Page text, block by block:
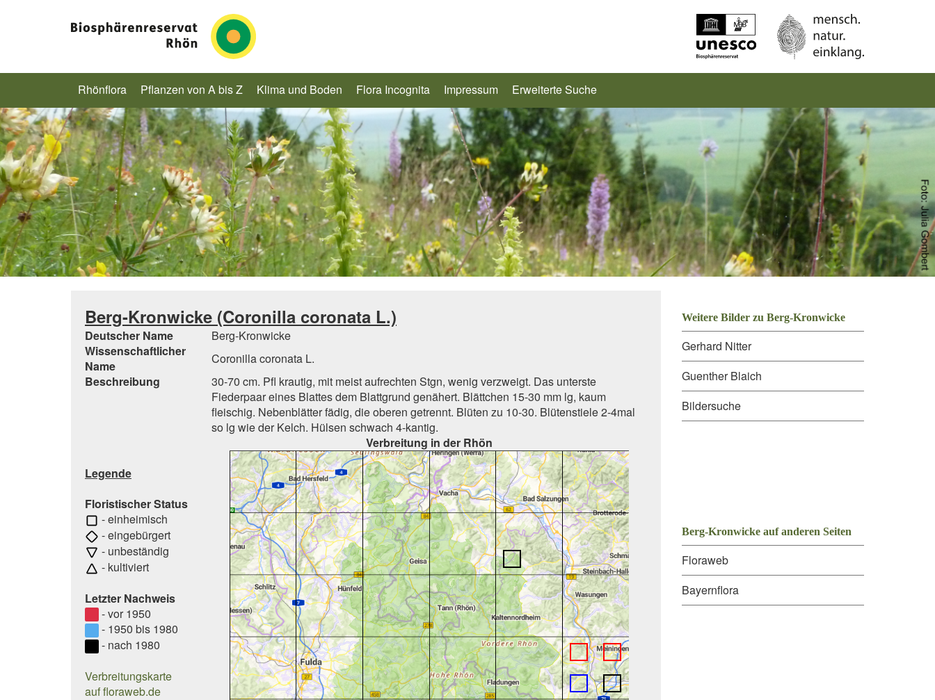
Rhönflora Pflanzen von A bis Z Klima und Boden Flora Incognita Impressum Erweiterte Suche
Berg-Kronwicke (Coronilla coronata L.)
Deutscher Name
Berg-Kronwicke
Wissenschaftlicher
Name
Coronilla coronata L.
Beschreibung
30-70 cm. Pfl krautig, mit meist aufrechten Stgn, wenig verzweigt. Das unterste
Fiederpaar eines Blattes dem Blattgrund genähert. Blättchen 15-30 mm lg, kaum
fleischig. Nebenblätter fädig, die oberen getrennt. Blüten zu 10-30. Blütenstiele 2-4mal
so lg wie der Kelch. Hülsen schwach 4-kantig.
Verbreitung in der Rhön
Legende
Floristischer Status
- einheimisch
- eingebürgert
- unbeständig
- kultiviert
Letzter Nachweis
- vor 1950
- 1950 bis 1980
- nach 1980
Verbreitungskarte
auf floraweb.de
Weitere Bilder zu Berg-Kronwicke
Gerhard Nitter
Guenther Blaich
Bildersuche
Berg-Kronwicke auf anderen Seiten
Floraweb
Bayernflora